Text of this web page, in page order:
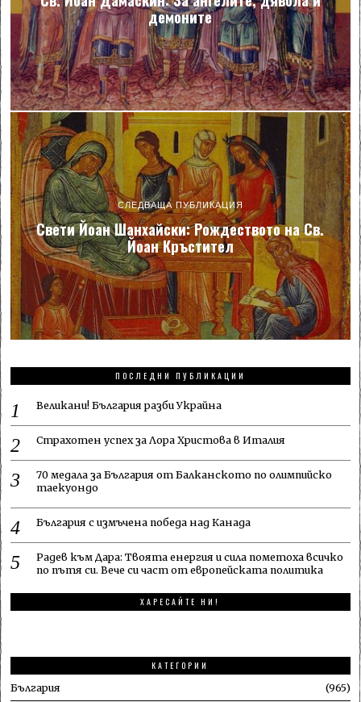
демоните
СЛЕДВАЩА ПУБЛИКАЦИЯ
Свети Йоан Шанхайски: Рождеството на Св.
Йоан Кръстител
ПОСЛЕДНИ ПУБЛИКАЦИИ
Великани! България разби Украйна
Страхотен успех за Лора Христова в Италия
70 медала за България от Балканското по олимпийско
таекуондо
България с измъчена победа над Канада
Радев към Дара: Твоята енергия и сила пометоха всичко
по пътя си. Вече си част от европейската политика
ХАРЕСАЙТЕ НИ!
КАТЕГОРИИ
България
965